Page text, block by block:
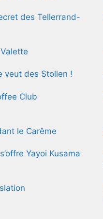
des Tellerrand-
veut des Stollen !
Club
le Carême
Yayoi Kusama